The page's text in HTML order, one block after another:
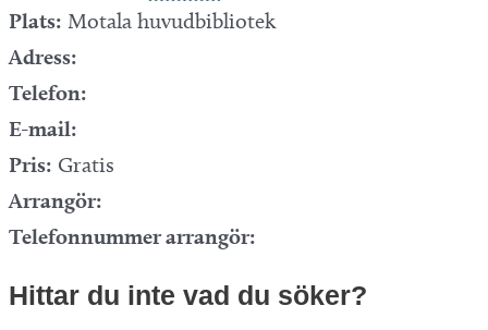
Plats: Motala huvudbibliotek
Adress:
Telefon:
E-mail:
Pris: Gratis
Arrangör:
Telefonnummer arrangör:
Hittar du inte vad du söker?